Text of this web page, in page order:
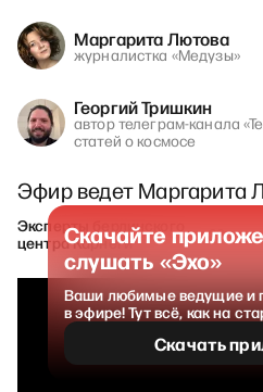
Маргарита Лютова
журналистка «Медузы»
Георгий Тришкин
автор телеграм-канала
статей о космосе
Эфир ведет Маргарита
Эксперты берлинского
центра Карнеги
28
Скачайте
слушать «Эхо»
Ваши любимые ведущие и
в эфире! Тут всё, как на
Скачать